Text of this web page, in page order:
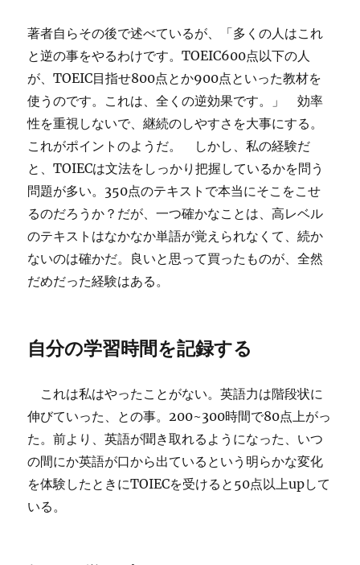
著者自らその後で述べているが、「多くの人はこれ
と逆の事をやるわけです。TOEIC600点以下の人
が、TOEIC目指せ800点とか900点といった教材を
使うのです。これは、全くの逆効果です。」 効率
性を重視しないで、継続のしやすさを大事にする。
これがポイントのようだ。 しかし、私の経験だ
と、TOIECは文法をしっかり把握しているかを問う
問題が多い。350点のテキストで本当にそこをこせ
るのだろうか？だが、一つ確かなことは、高レベル
のテキストはなかなか単語が覚えられなくて、続か
ないのは確かだ。良いと思って買ったものが、全然
だめだった経験はある。
自分の学習時間を記録する
これは私はやったことがない。英語力は階段状に
伸びていった、との事。200~300時間で80点上がっ
た。前より、英語が聞き取れるようになった、いつ
の間にか英語が口から出ているという明らかな変化
を体験したときにTOIECを受けると50点以上upして
いる。